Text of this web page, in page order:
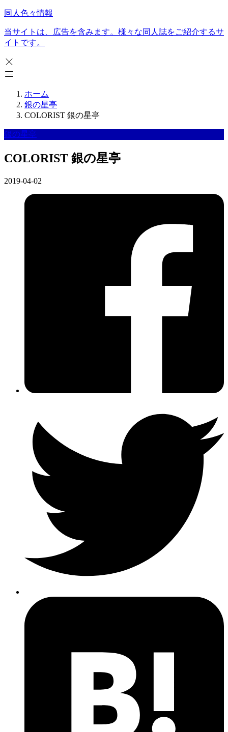
同人色々情報
当サイトは、広告を含みます。様々な同人誌をご紹介するサ
イトです。
ホーム
銀の星亭
COLORIST 銀の星亭
銀の星亭
COLORIST 銀の星亭
2019-04-02